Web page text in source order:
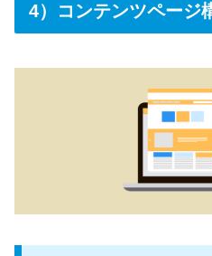
4）コンテンツページ